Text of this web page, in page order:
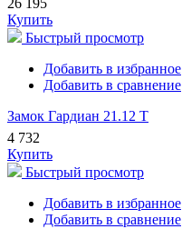
26 195
Купить
Быстрый просмотр
Добавить в избранное
Добавить в сравнение
Замок Гардиан 21.12 Т
4 732
Купить
Быстрый просмотр
Добавить в избранное
Добавить в сравнение